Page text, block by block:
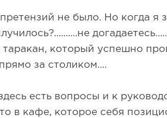
не было. Но когда я
таракан, который успешно
за столиком….
есть вопросы и к
в кафе, которое себя